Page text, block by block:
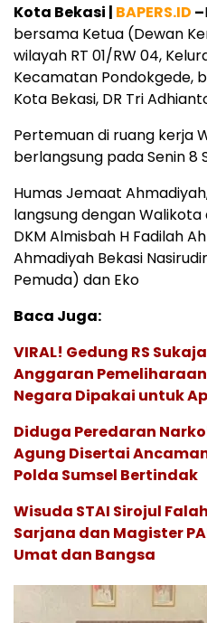
Kota Bekasi | BAPERS.ID –
bersama Ketua (Dewan
wilayah RT 01/RW 04,
Kecamatan Pondokgede,
Kota Bekasi, DR Tri
Pertemuan di ruang kerja
berlangsung pada Senin 8
Humas Jemaat
langsung dengan
DKM Almisbah H Fadilah
Ahmadiyah Bekasi
Pemuda) dan Eko
Baca Juga:
VIRAL! Gedung RS
Anggaran
Negara Dipakai untuk
Diduga Peredaran
Agung Disertai
Polda Sumsel Bertindak
Wisuda STAI Sirojul
Sarjana dan Magister
Umat dan Bangsa